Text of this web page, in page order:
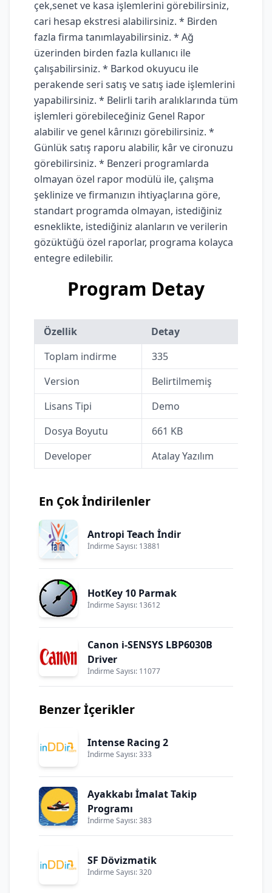
çek,senet ve kasa işlemlerini görebilirsiniz,
cari hesap ekstresi alabilirsiniz. * Birden
fazla firma tanımlayabilirsiniz. * Ağ
üzerinden birden fazla kullanıcı ile
çalışabilirsiniz. * Barkod okuyucu ile
perakende seri satış ve satış iade işlemlerini
yapabilirsiniz. * Belirli tarih aralıklarında tüm
işlemleri görebileceğiniz Genel Rapor
alabilir ve genel kârınızı görebilirsiniz. *
Günlük satış raporu alabilir, kâr ve cironuzu
görebilirsiniz. * Benzeri programlarda
olmayan özel rapor modülü ile, çalışma
şeklinize ve firmanızın ihtiyaçlarına göre,
standart programda olmayan, istediğiniz
esneklikte, istediğiniz alanların ve verilerin
gözüktüğü özel raporlar, programa kolayca
entegre edilebilir.
Program Detay
Özellik
Detay
Toplam indirme
335
Version
Belirtilmemiş
Lisans Tipi
Demo
Dosya Boyutu
661 KB
Developer
Atalay Yazılım
En Çok İndirilenler
Antropi Teach İndir
İndirme Sayısı: 13881
HotKey 10 Parmak
İndirme Sayısı: 13612
Canon i-SENSYS LBP6030B
Driver
İndirme Sayısı: 11077
Benzer İçerikler
Intense Racing 2
İndirme Sayısı: 333
Ayakkabı İmalat Takip
Programı
İndirme Sayısı: 383
SF Dövizmatik
İndirme Sayısı: 320